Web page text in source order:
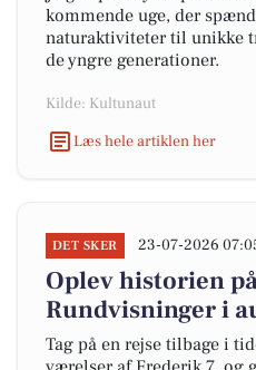
kommende uge, der
naturaktiviteter til unikke
de yngre generationer.
Kilde: Kultunaut
Læs hele artiklen her
DET SKER 23-07-2026
Oplev historien
Rundvisninger i
Tag på en rejse tilbage i